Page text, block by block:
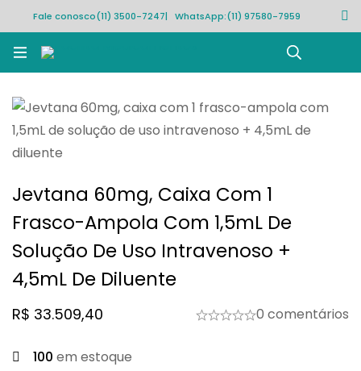
Fale conosco(11) 3500-7247| WhatsApp:(11) 97580-7959
Jevtana 60mg, Caixa Com 1
Frasco-Ampola Com 1,5mL De
Solução De Uso Intravenoso +
4,5mL De Diluente
R$ 33.509,40 0 comentários
100 em estoque